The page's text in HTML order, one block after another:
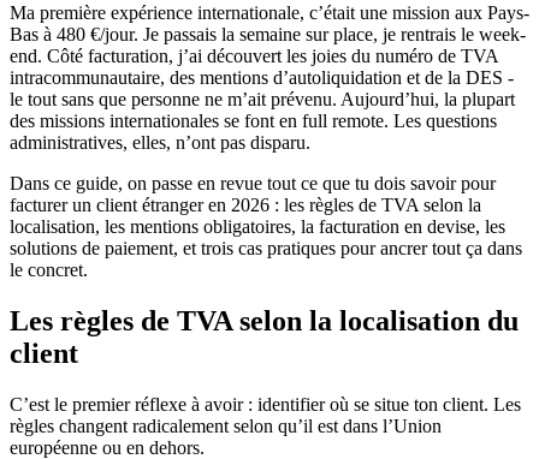
Ma première expérience internationale, c’était une mission aux Pays-
Bas à 480 €/jour. Je passais la semaine sur place, je rentrais le week-
end. Côté facturation, j’ai découvert les joies du numéro de TVA
intracommunautaire, des mentions d’autoliquidation et de la DES -
le tout sans que personne ne m’ait prévenu. Aujourd’hui, la plupart
des missions internationales se font en full remote. Les questions
administratives, elles, n’ont pas disparu.
Dans ce guide, on passe en revue tout ce que tu dois savoir pour
facturer un client étranger en 2026 : les règles de TVA selon la
localisation, les mentions obligatoires, la facturation en devise, les
solutions de paiement, et trois cas pratiques pour ancrer tout ça dans
le concret.
Les règles de TVA selon la localisation du
client
C’est le premier réflexe à avoir : identifier où se situe ton client. Les
règles changent radicalement selon qu’il est dans l’Union
européenne ou en dehors.